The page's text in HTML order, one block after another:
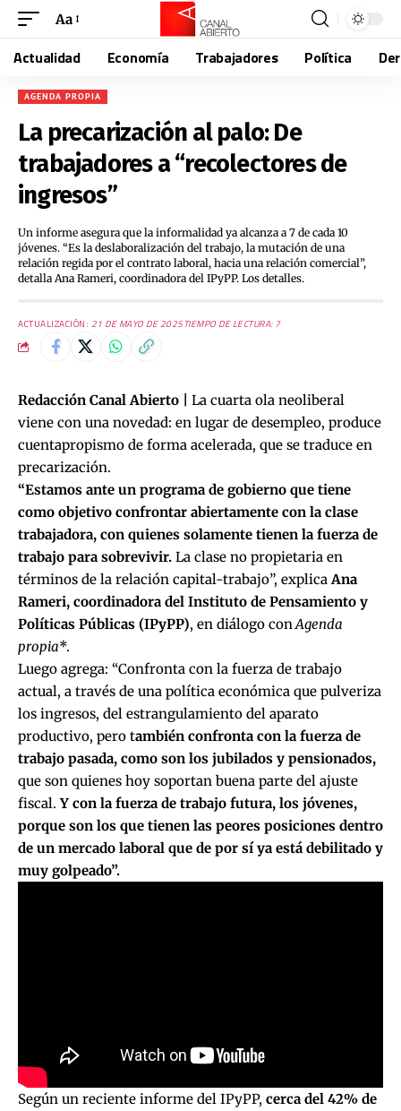
Aa
Actualidad Economía Trabajadores Política
AGENDA PROPIA
La precarización al palo: De
trabajadores a “recolectores de
ingresos”
Un informe asegura que la informalidad ya alcanza a 7 de cada 10
jóvenes. “Es la deslaboralización del trabajo, la mutación de una
relación regida por el contrato laboral, hacia una relación comercial”,
detalla Ana Rameri, coordinadora del IPyPP. Los detalles.
ACTUALIZACIÓN: 21 DE MAYO DE 2025TIEMPO DE LECTURA: 7
Redacción Canal Abierto |
La cuarta ola neoliberal
viene con una novedad: en lugar de desempleo, produce
cuentapropismo de forma acelerada, que se traduce en
precarización.
“Estamos ante un programa de gobierno que tiene
como objetivo confrontar abiertamente con la clase
trabajadora, con quienes solamente tienen la fuerza de
trabajo para sobrevivir. La clase no propietaria en
términos de la relación capital-trabajo”, explicaAna
Rameri, coordinadora del Instituto de Pensamiento y
Políticas Públicas (IPyPP), en diálogo conAgenda
propia*.
Luego agrega: “Confronta con la fuerza de trabajo
actual, a través de una política económica que pulveriza
los ingresos, del estrangulamiento del aparato
productivo, pero también confronta con la fuerza de
trabajo pasada, como son los jubilados y pensionados,
que son quienes hoy soportan buena parte del ajuste
fiscal.Y con la fuerza de trabajo futura, los jóvenes,
porque son los que tienen las peores posiciones dentro
de un mercado laboral que de por sí ya está debilitado y
muy golpeado”.
Según un reciente informe del IPyPP, cerca del 42% de